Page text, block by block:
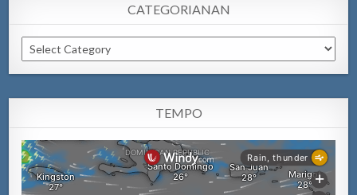
CATEGORIANAN
Categorianan
TEMPO